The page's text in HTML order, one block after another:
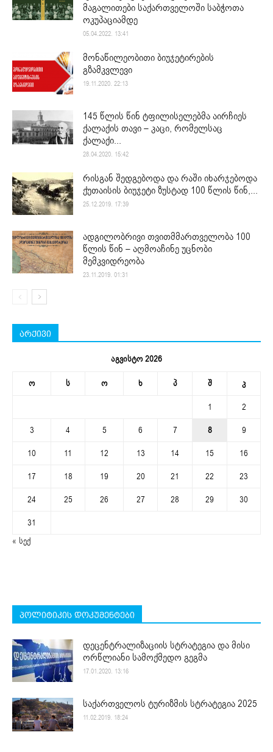
მაგალითები საქართველოში საბჭოთა
ოკუპაციამდე
05.04.2022. 13:41
მონაწილეობითი ბიუჯეტირების
გზამკვლევი
19.11.2020. 22:13
145 წლის წინ ტფილისელებმა აირჩიეს
ქალაქის თავი – კაცი, რომელსაც
ქალაქი...
28.04.2020. 15:42
რისგან შედგებოდა და რაში იხარჯებოდა
ქუთაისის ბიუჯეტი ზუსტად 100 წლის წინ,...
25.12.2019. 17:39
ადგილობრივი თვითმმართველობა 100
წლის წინ – აღმოაჩინე უცნობი
მემკვიდრეობა
23.11.2019. 01:31
არქივი
აგვისტო 2026
ო ს ო ხ პ შ კ
1
2
3
4 5 6 7 8
9
10
11 12 13 14 15
16
17
18 19 20 21 22
23
24
25 26 27 28 29
30
31
« სექ
პოლიტიკის დოკუმენტები
დეცენტრალიზაციის სტრატეგია და მისი
ორწლიანი სამოქმედო გეგმა
17.01.2020. 13:16
საქართველოს ტურიზმის სტრატეგია 2025
11.02.2019. 18:24